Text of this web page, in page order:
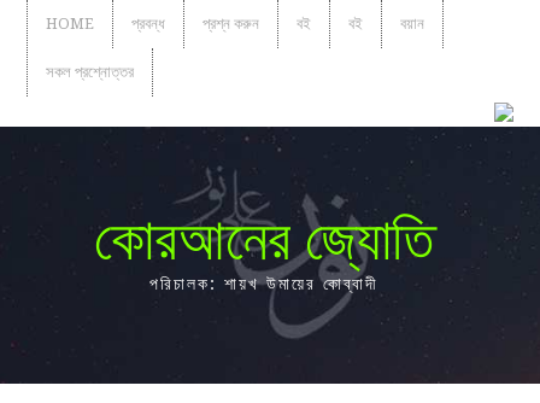
HOME প্রবন্ধ প্রশ্ন করুন বই বই বয়ান
সকল প্রশ্নোত্তর
কোরআনের জ্যোতি
পরিচালক: শায়খ উমায়ের কোব্বাদী